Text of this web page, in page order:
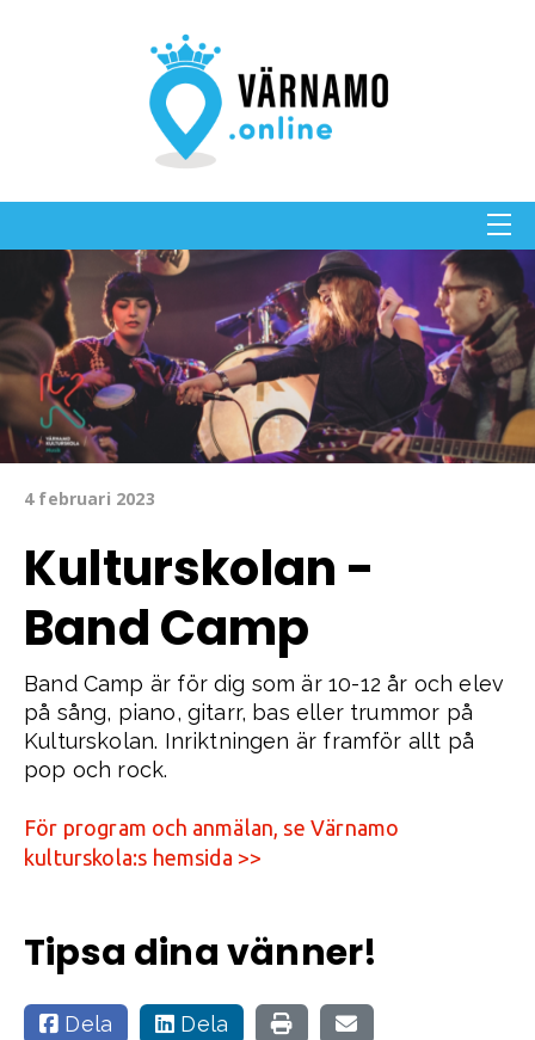
4 februari 2023
Kulturskolan -
Band Camp
Band Camp är för dig som är 10-12 år och elev
på sång, piano, gitarr, bas eller trummor på
Kulturskolan. Inriktningen är framför allt på
pop och rock.
För program och anmälan, se Värnamo
kulturskola:s hemsida >>
Tipsa dina vänner!
Dela Dela